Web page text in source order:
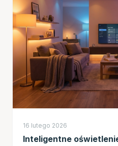
16 lutego 2026
Inteligentne